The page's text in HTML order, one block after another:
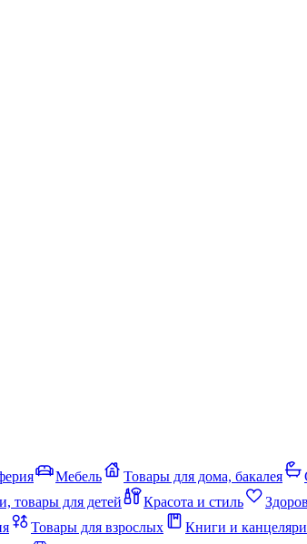
Мебель Товары для дома, бакалея
товары для детей Красота и стиль
Товары для взрослых Книги и